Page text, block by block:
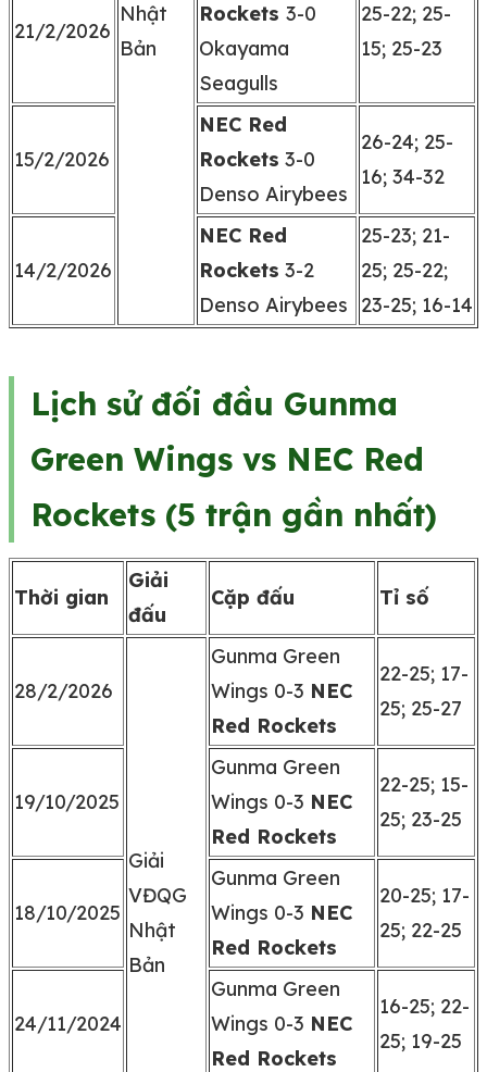
Nhật
Bản
21/2/2026
Rockets 3-0
Okayama
Seagulls
25-22; 25-
15; 25-23
15/2/2026
NEC Red
Rockets 3-0
Denso Airybees
26-24; 25-
16; 34-32
14/2/2026
NEC Red
Rockets 3-2
Denso Airybees
25-23; 21-
25; 25-22;
23-25; 16-14
Lịch sử đối đầu Gunma
Green Wings vs NEC Red
Rockets (5 trận gần nhất)
Thời gian
Giải
đấu
Cặp đấu Tỉ số
28/2/2026
Giải
VĐQG
Nhật
Bản
Gunma Green
Wings 0-3 NEC
Red Rockets
22-25; 17-
25; 25-27
19/10/2025
Gunma Green
Wings 0-3 NEC
Red Rockets
22-25; 15-
25; 23-25
18/10/2025
Gunma Green
Wings 0-3 NEC
Red Rockets
20-25; 17-
25; 22-25
24/11/2024
Gunma Green
Wings 0-3 NEC
Red Rockets
16-25; 22-
25; 19-25